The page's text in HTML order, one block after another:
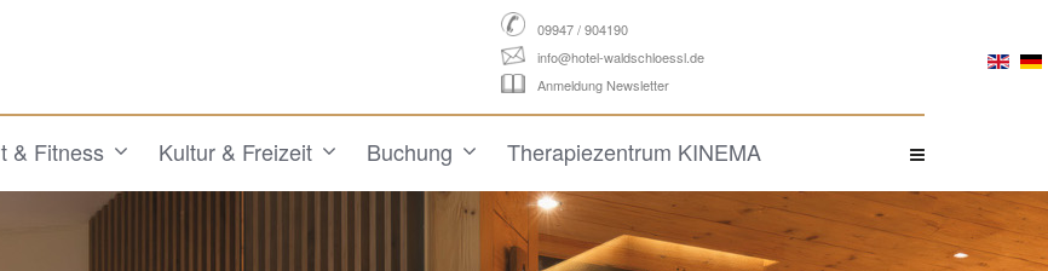
09947 / 904190
info@hotel-waldschloessl.de
Anmeldung Newsletter
& Fitness Kultur & Freizeit Buchung Therapiezentrum KINEMA